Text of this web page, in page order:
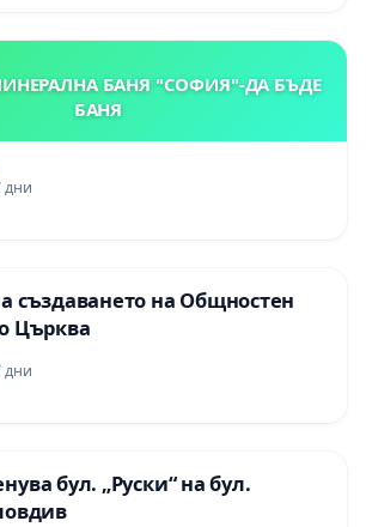
БАНЯ "СОФИЯ"-ДА БЪДЕ
БАНЯ
дни
създаването на Общностен
Църква
дни
бул. „Руски“ на бул.